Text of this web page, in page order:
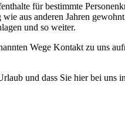
für bestimmte
aus anderen Jahren
und so weiter.
Wege Kontakt zu uns
und dass Sie hier bei